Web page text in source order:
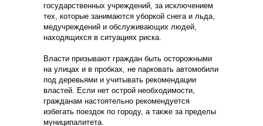
государственных учреждений, за исключением
тех, которые занимаются уборкой снега и льда,
медучреждений и обслуживающих людей,
находящихся в ситуациях риска.
Власти призывают граждан быть осторожными
на улицах и в пробках, не парковать автомобили
под деревьями и учитывать рекомендации
властей. Если нет острой необходимости,
гражданам настоятельно рекомендуется
избегать поездок по городу, а также за пределы
муниципалитета.